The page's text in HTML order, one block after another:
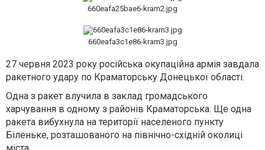
660eafa25bae6-kram2.jpg
660eafa3c1e86-kram3.jpg
27 червня 2023 року російська окупаційна армія завдала
ракетного удару по Краматорську Донецької області.
Одна з ракет влучила в заклад громадського
харчування в одному з районів Краматорська. Ще одна
ракета вибухнула на території населеного пункту
Біленьке, розташованого на північно-східній околиці
міста.